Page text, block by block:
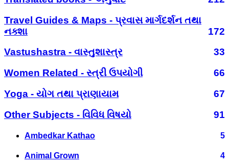
Travel Guides & Maps - પ્રવાસ માર્ગદર્શન તથા
નક્શા
172
Vastushastra - વાસ્તુશાસ્ત્ર
33
Women Related - સ્ત્રી ઉપયોગી
66
Yoga - યોગ તથા પ્રાણાયામ
67
Other Subjects - વિવિધ વિષયો
91
Ambedkar Kathao 5
Animal Grown 4